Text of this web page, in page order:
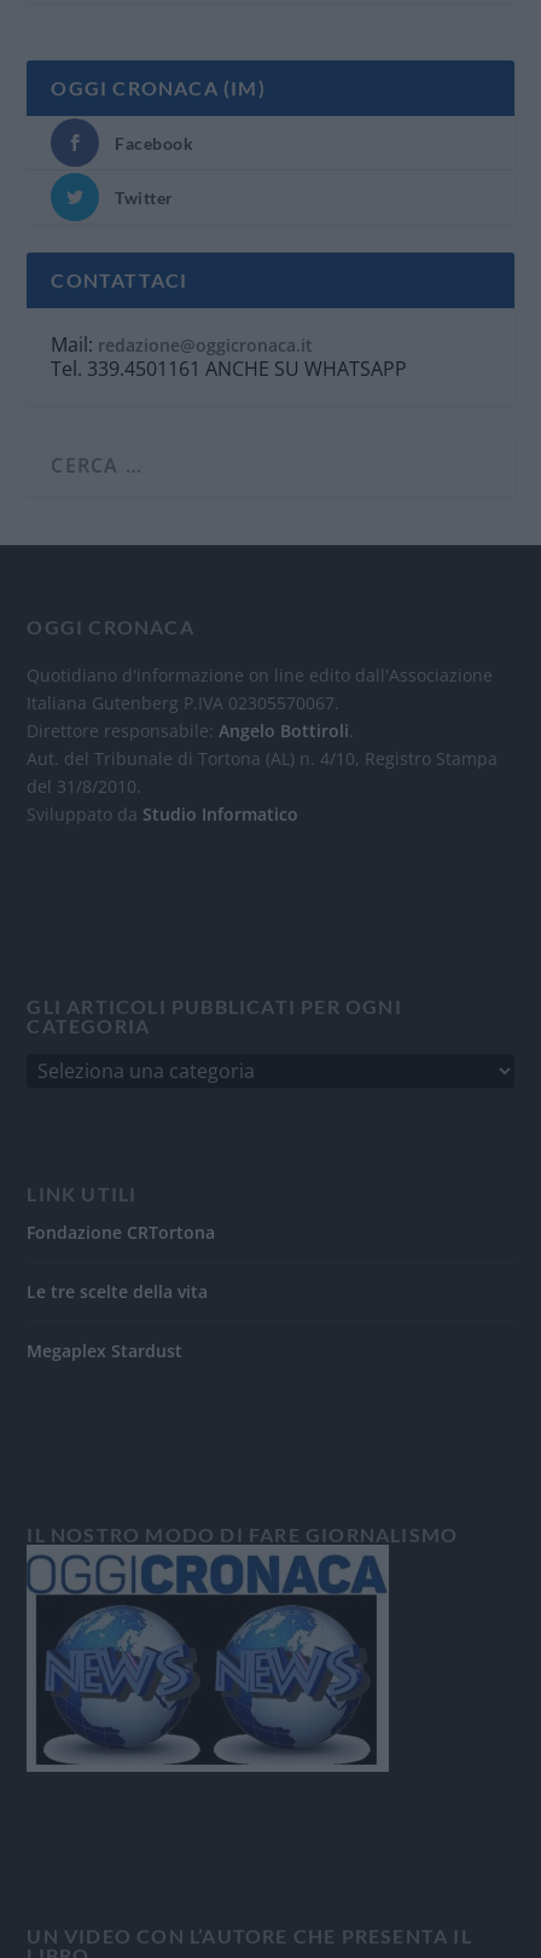
OGGI CRONACA (IM)
Facebook
Twitter
CONTATTACI
Mail: redazione@oggicronaca.it
Tel. 339.4501161 ANCHE SU WHATSAPP
OGGI CRONACA
Quotidiano d'informazione on line edito dall'Associazione
Italiana Gutenberg P.IVA 02305570067.
Direttore responsabile:Angelo Bottiroli
Aut. del Tribunale di Tortona (AL) n. 4/10, Registro Stampa
del 31/8/2010.
Sviluppato da Studio Informatico
GLI ARTICOLI PUBBLICATI PER OGNI
CATEGORIA
LINK UTILI
Fondazione CRTortona
Le tre scelte della vita
Megaplex Stardust
IL NOSTRO MODO DI FARE GIORNALISMO
UN VIDEO CON L’AUTORE CHE PRESENTA IL